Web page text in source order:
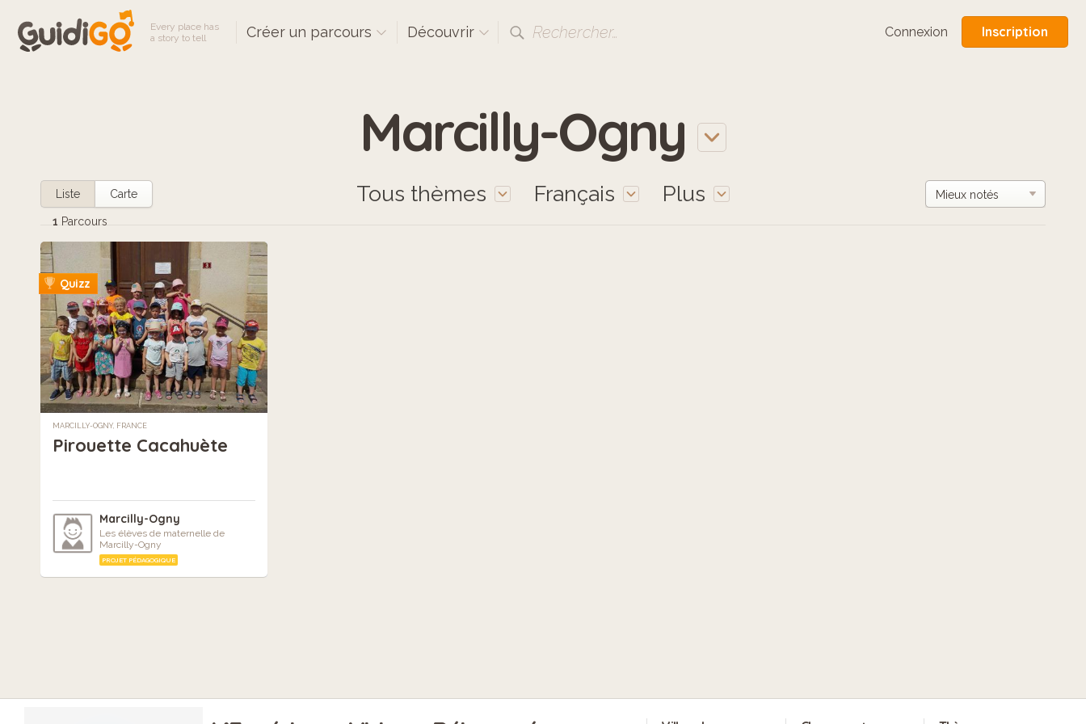
Every place has
a story to tell
Créer un parcours Découvrir Rechercher… Connexion Inscription
Marcilly-Ogny
Tous thèmes Français Plus
Liste Carte
1 Parcours
Quizz
MARCILLY-OGNY, FRANCE
Pirouette Cacahuète
Marcilly-Ogny
Les élèves de maternelle de
Marcilly-Ogny
PROJET PÉDAGOGIQUE